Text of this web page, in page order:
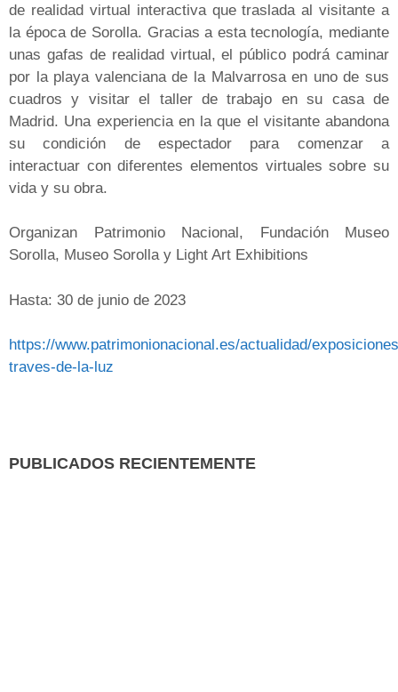
de realidad virtual interactiva que traslada al visitante a
la época de Sorolla. Gracias a esta tecnología, mediante
unas gafas de realidad virtual, el público podrá caminar
por la playa valenciana de la Malvarrosa en uno de sus
cuadros y visitar el taller de trabajo en su casa de
Madrid. Una experiencia en la que el visitante abandona
su condición de espectador para comenzar a
interactuar con diferentes elementos virtuales sobre su
vida y su obra.
Organizan Patrimonio Nacional, Fundación Museo
Sorolla, Museo Sorolla y Light Art Exhibitions
Hasta: 30 de junio de 2023
https://www.patrimonionacional.es/actualidad/
traves-de-la-luz
PUBLICADOS RECIENTEMENTE